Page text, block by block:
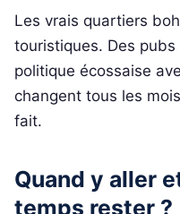
Les vrais quartiers
touristiques. Des
politique écossaise
changent tous les
fait.
Quand y aller
temps rester ?